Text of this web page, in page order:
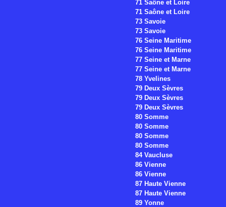
71 Saône et Loire
71 Saône et Loire
73 Savoie
73 Savoie
76 Seine Maritime
76 Seine Maritime
77 Seine et Marne
77 Seine et Marne
78 Yvelines
79 Deux Sèvres
79 Deux Sèvres
79 Deux Sèvres
80 Somme
80 Somme
80 Somme
80 Somme
84 Vaucluse
86 Vienne
86 Vienne
87 Haute Vienne
87 Haute Vienne
89 Yonne